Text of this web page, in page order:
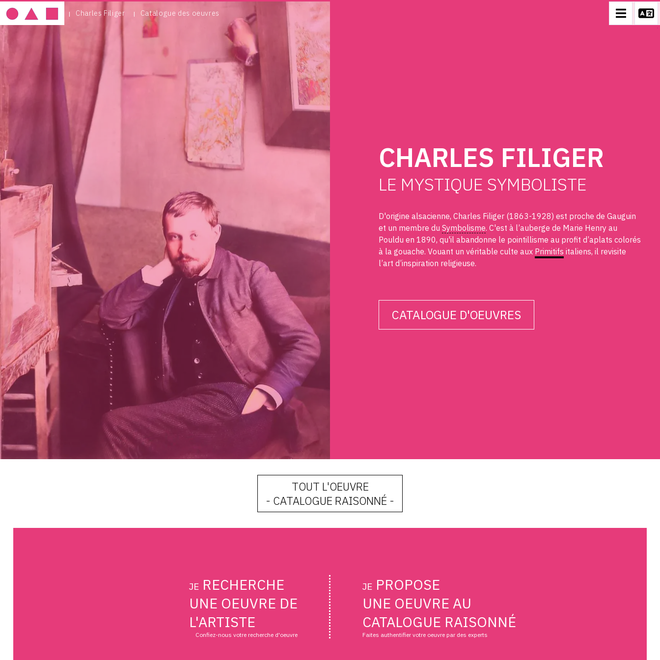
Charles Filiger Catalogue des oeuvres
CATALOGUE DES OEUVRES
CONTACT
CHARLES FILIGER
LE MYSTIQUE SYMBOLISTE
D'origine alsacienne, Charles Filiger (1863-1928) est proche de Gauguin
et un membre duSymbolisme. C'est à l’auberge de Marie Henry au
Pouldu en 1890, qu'il abandonne le pointillisme au profit d’aplats colorés
à la gouache. Vouant un véritable culte aux Primitifs italiens, il revisite
l’art d’inspiration religieuse.
CATALOGUE D'OEUVRES
IMAGE
MOBILE
TOUT L'OEUVRE
- CATALOGUE RAISONNÉ -
JE RECHERCHE
UNE OEUVRE DE
L'ARTISTE
Confiez-nous votre recherche d'oeuvre
JEPROPOSE
UNE OEUVRE AU
CATALOGUE RAISONNÉ
Faites authentifier votre oeuvre par des experts